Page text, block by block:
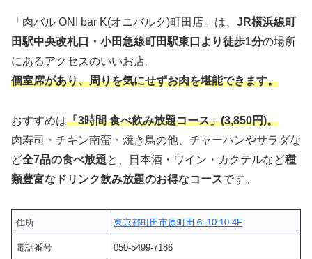
「肉バル ONI bar K(オニバルク)町田店」は、 JR横浜線町
田駅中央改札口・小田急線町田駅東口より徒歩1分の場所
にあるアクセスのいいお店。
個室席があり、周りを気にせずお肉を堪能できます。
おすすめは「3時間 食べ飲み放題コース」(3,850円)。
肉寿司・チキン南蛮・焼き鳥の他、チャーハンやサラダな
ど全7品の食べ放題と、日本酒・ワイン・カクテルなど種
類豊富なドリンク飲み放題のお得なコースです。
住所 東京都町田市原町田６-10-10 4F
電話番号 050-5499-7186